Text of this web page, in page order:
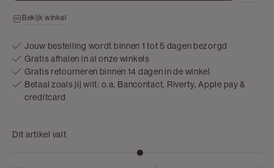
Bekijk winkel
Jouw bestelling wordt binnen 1 tot 5 dagen bezorgd
Gratis afhalen in al onze winkels
Gratis retourneren binnen 14 dagen in de winkel
Betaal zoals jij wilt: o.a. Bancontact, Riverty, Apple pay &
creditcard
Dit artikel valt